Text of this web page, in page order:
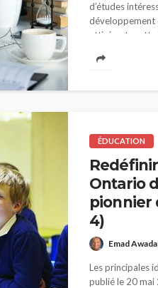
d’études
développement
attiré notre
ÉDUCATION
Ontario
pionnier
4)
Emad
Les principales
publié le 20 mai